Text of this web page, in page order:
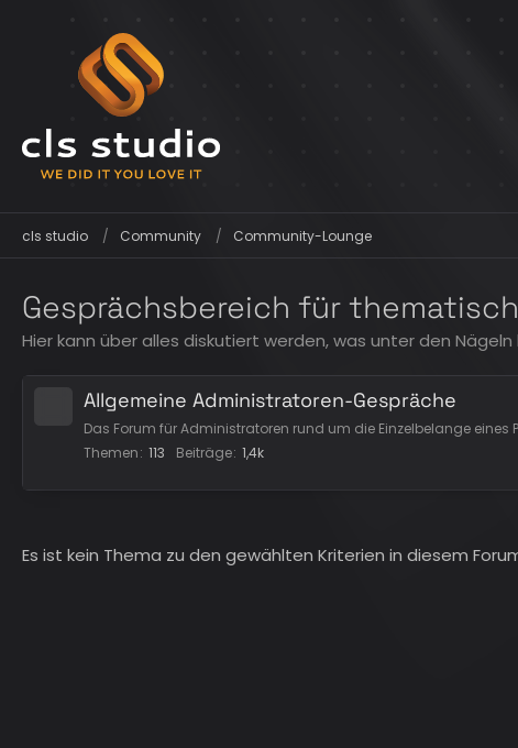
cls studio Community Community-Lounge
Gesprächsbereich für
Hier kann über alles diskutiert werden, was unter den Nägeln
Allgemeine Administratoren-Gespräche
Das Forum für Administratoren rund um die Einzelbelange eines
Themen 113 Beiträge 1,4k
Es ist kein Thema zu den gewählten Kriterien in diesem